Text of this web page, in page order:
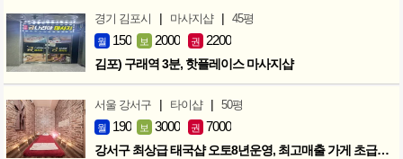
경기 김포시 | 마사지샵 | 45평
월 150 보 2000 권 2200
김포) 구래역 3분, 핫플레이스 마사지샵
서울 강서구 | 타이샵 | 50평
월 190 보 3000 권 7000
강서구 최상급 태국샵 오토8년운영, 최고매출 가게 초급매!!!